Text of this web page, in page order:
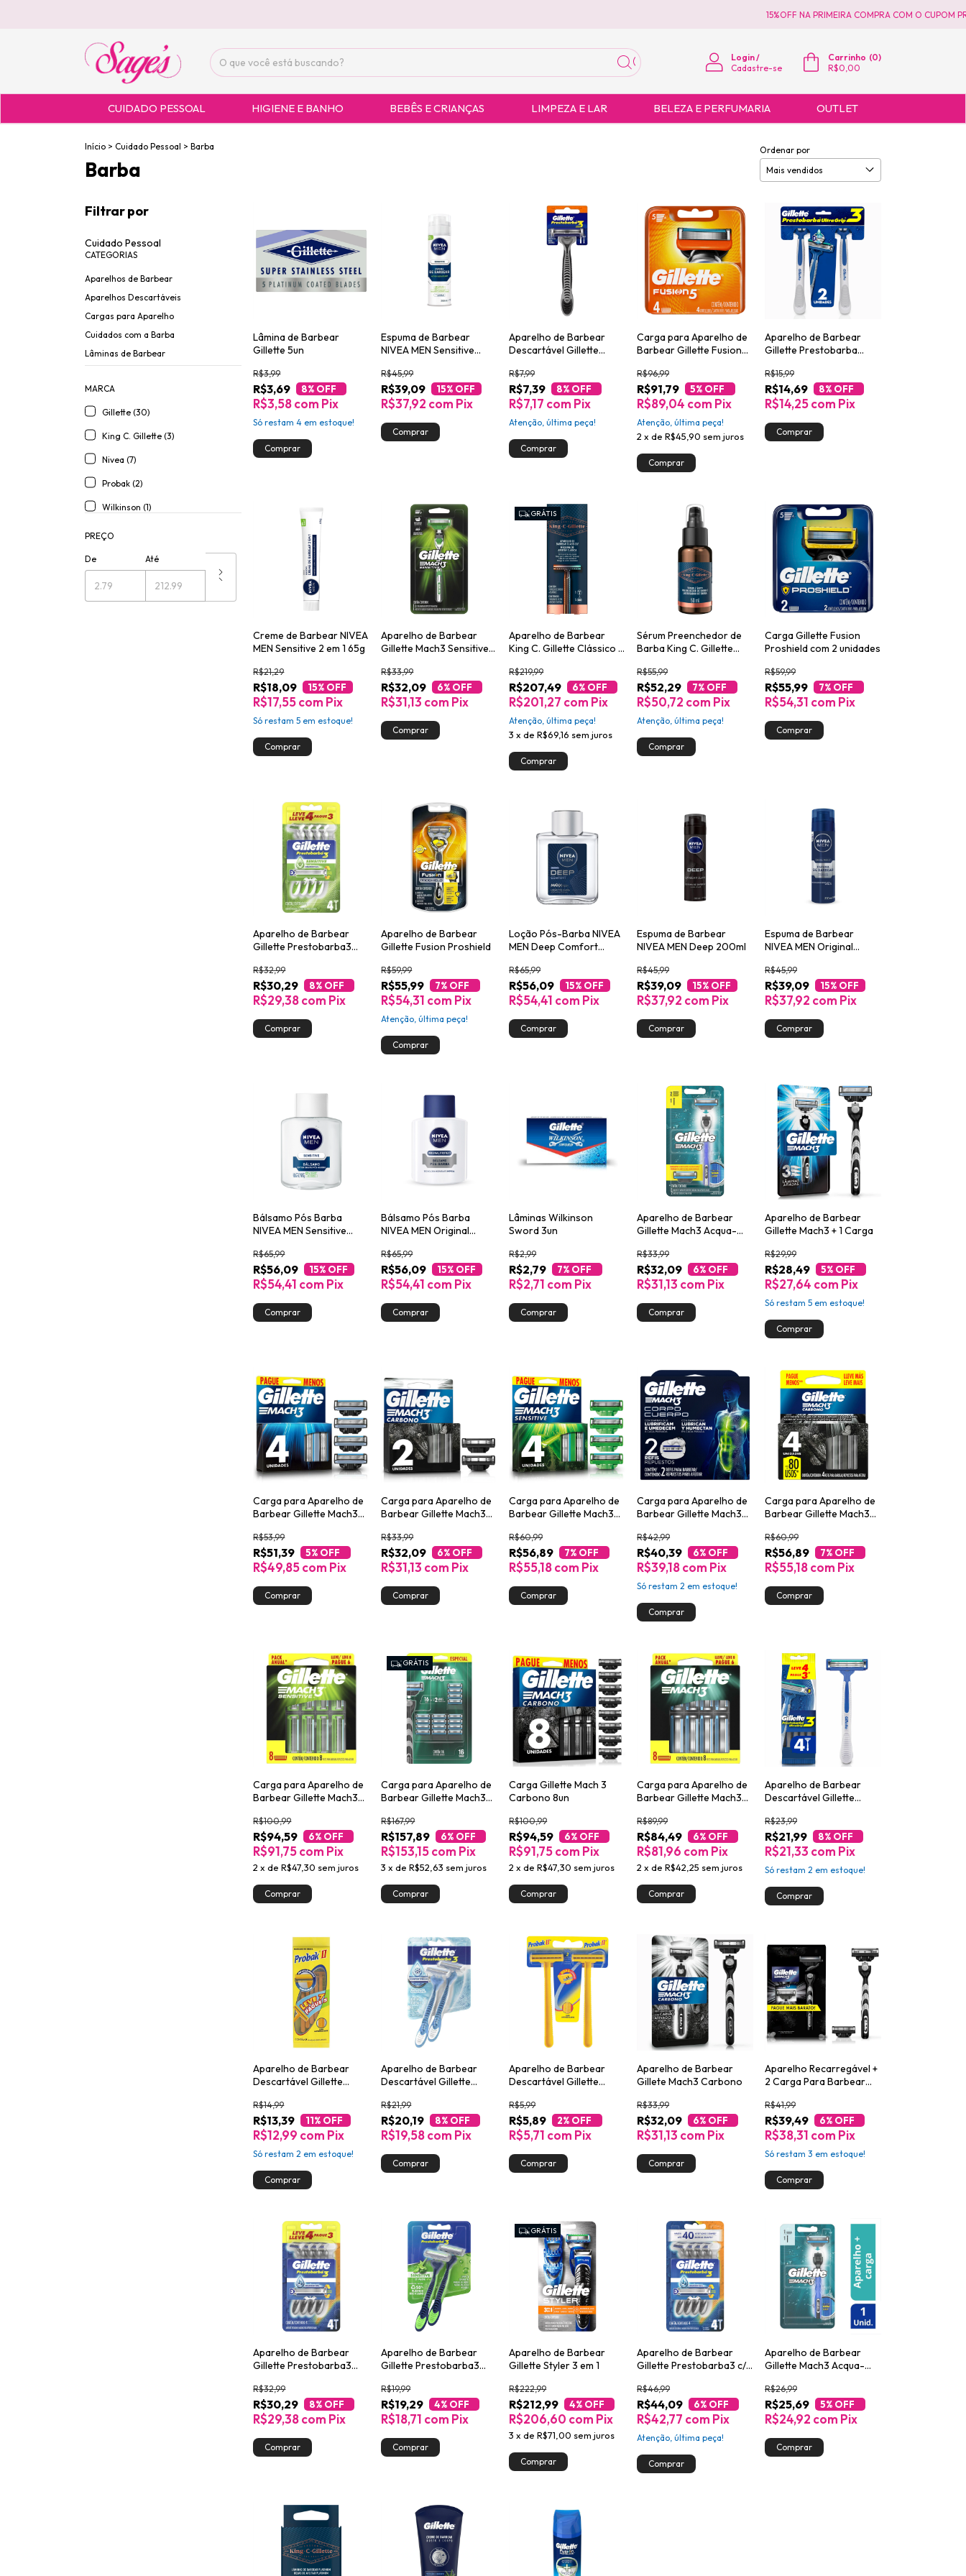
15%OFF NA PRIMEIRA COMPRA COM O CUPOM
Login /
Cadastre-se
Carrinho (0)
R$0,00
CUIDADO PESSOAL HIGIENE E BANHO BEBÊS E CRIANÇAS LIMPEZA E LAR BELEZA E PERFUMARIA OUTLET
Início > Cuidado Pessoal > Barba
Barba
Ordenar por
Filtrar por
Cuidado Pessoal
CATEGORIAS
Aparelhos de Barbear
Aparelhos Descartáveis
Cargas para Aparelho
Cuidados com a Barba
Lâminas de Barbear
MARCA
Gillette (30)
King C. Gillette (3)
Nivea (7)
Probak (2)
Wilkinson (1)
PREÇO
De Até
Lâmina de Barbear
Gillette 5un
R$3,69
R$3,99
8% OFF
R$3,58com Pix
Só restam4 em estoque!
Espuma de Barbear
NIVEA MEN Sensitive
R$39,09
R$45,99
15% OFF
R$37,92 com Pix
Aparelho de Barbear
Descartável Gillette
R$7,39
R$7,99
8% OFF
R$7,17 com Pix
Atenção, última peça!
Carga para Aparelho de
Barbear Gillette Fusion5
R$91,79
R$96,99
5% OFF
2 xdeR$45,90 sem juros
R$89,04 com Pix
Atenção, última peça!
Aparelho de Barbear
Gillette Prestobarba
R$14,69
R$15,99
8% OFF
R$14,25com Pix
Creme de Barbear NIVEA
MEN Sensitive 2 em 1 65g
R$18,09
R$21,29
15% OFF
R$17,55com Pix
Só restam5 em estoque!
Aparelho de Barbear
Gillette Mach3 Sensitive +
R$32,09
R$33,99
6% OFF
R$31,13 com Pix
GRÁTIS
Aparelho de Barbear
King C. Gillette Clássico +
R$207,49
R$219,99
6% OFF
3 xdeR$69,16 sem juros
R$201,27 com Pix
Atenção, última peça!
Sérum Preenchedor de
Barba King C. Gillette
R$52,29
R$55,99
7% OFF
R$50,72 com Pix
Atenção, última peça!
Carga Gillette Fusion
Proshield com 2 unidades
R$55,99
R$59,99
7% OFF
R$54,31 com Pix
Aparelho de Barbear
Gillette Prestobarba3
R$30,29
R$32,99
8% OFF
R$29,38com Pix
Aparelho de Barbear
Gillette Fusion Proshield
R$55,99
R$59,99
7% OFF
R$54,31 com Pix
Atenção, última peça!
Loção Pós-Barba NIVEA
MEN Deep Comfort
R$56,09
R$65,99
15% OFF
R$54,41 com Pix
Espuma de Barbear
NIVEA MEN Deep 200ml
R$39,09
R$45,99
15% OFF
R$37,92 com Pix
Espuma de Barbear
NIVEA MEN Original
R$39,09
R$45,99
15% OFF
R$37,92 com Pix
Bálsamo Pós Barba
NIVEA MEN Sensitive
R$56,09
R$65,99
15% OFF
R$54,41 com Pix
Bálsamo Pós Barba
NIVEA MEN Original
R$56,09
R$65,99
15% OFF
R$54,41 com Pix
Lâminas Wilkinson
Sword 3un
R$2,79
R$2,99
7% OFF
R$2,71 com Pix
Aparelho de Barbear
Gillette Mach3 Acqua-
R$32,09
R$33,99
6% OFF
R$31,13 com Pix
Aparelho de Barbear
Gillette Mach3 + 1 Carga
R$28,49
R$29,99
5% OFF
R$27,64 com Pix
Só restam5 em estoque!
Carga para Aparelho de
Barbear Gillette Mach3
R$51,39
R$53,99
5% OFF
R$49,85com Pix
Carga para Aparelho de
Barbear Gillette Mach3
R$32,09
R$33,99
6% OFF
R$31,13 com Pix
Carga para Aparelho de
Barbear Gillette Mach3
R$56,89
R$60,99
7% OFF
R$55,18com Pix
Carga para Aparelho de
Barbear Gillette Mach3
R$40,39
R$42,99
6% OFF
R$39,18com Pix
Só restam2 em estoque!
Carga para Aparelho de
Barbear Gillette Mach3
Pague Menos
R$56,89
R$60,99
7% OFF
R$55,18com Pix
Carga para Aparelho de
Barbear Gillette Mach3
R$94,59
R$100,99
6% OFF
2 xdeR$47,30 sem juros
R$91,75com Pix
GRÁTIS
Carga para Aparelho de
Barbear Gillette Mach3
R$157,89
R$167,99
6% OFF
3 xdeR$52,63 sem juros
R$153,15com Pix
Carga Gillette Mach 3
Carbono 8un
R$94,59
R$100,99
6% OFF
2 xdeR$47,30 sem juros
R$91,75com Pix
Carga para Aparelho de
Barbear Gillette Mach3
R$84,49
R$89,99
6% OFF
2 xdeR$42,25 sem juros
R$81,96 com Pix
Aparelho de Barbear
Descartável Gillette
4un
R$21,99
R$23,99
8% OFF
R$21,33 com Pix
Só restam2 em estoque!
Aparelho de Barbear
Descartável Gillette
R$13,39
R$14,99
11% OFF
R$12,99 com Pix
Só restam2 em estoque!
Aparelho de Barbear
Descartável Gillette
Unidades
R$20,19
R$21,99
8% OFF
R$19,58com Pix
Aparelho de Barbear
Descartável Gillette
R$5,89
R$5,99
2% OFF
R$5,71 com Pix
Aparelho de Barbear
Gillete Mach3 Carbono
R$32,09
R$33,99
6% OFF
R$31,13 com Pix
Aparelho Recarregável +
2 Carga Para Barbear
R$39,49
R$41,99
6% OFF
R$38,31 com Pix
Só restam3 em estoque!
Aparelho de Barbear
Gillette Prestobarba3
R$30,29
R$32,99
8% OFF
R$29,38com Pix
Aparelho de Barbear
Gillette Prestobarba3
R$19,29
R$19,99
4% OFF
R$18,71 com Pix
GRÁTIS
Aparelho de Barbear
Gillette Styler 3 em 1
R$212,99
R$222,99
4% OFF
3 xdeR$71,00 sem juros
R$206,60 com Pix
Aparelho de Barbear
Gillette Prestobarba3 c/4
R$44,09
R$46,99
6% OFF
R$42,77 com Pix
Atenção, última peça!
Aparelho de Barbear
Gillette Mach3 Acqua-
R$25,69
R$26,99
5% OFF
R$24,92 com Pix